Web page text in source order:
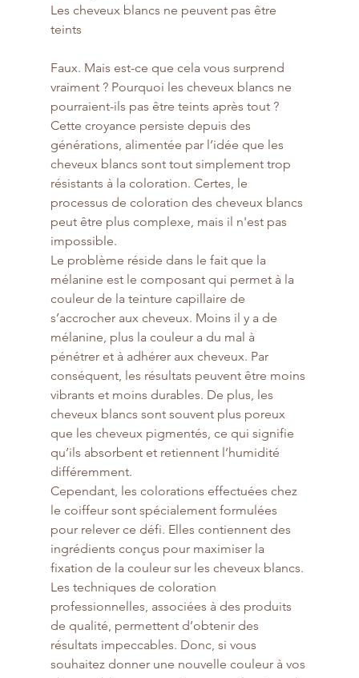
Les cheveux blancs ne peuvent pas être
teints
Faux. Mais est-ce que cela vous surprend
vraiment ? Pourquoi les cheveux blancs ne
pourraient-ils pas être teints après tout ?
Cette croyance persiste depuis des
générations, alimentée par l’idée que les
cheveux blancs sont tout simplement trop
résistants à la coloration. Certes, le
processus de coloration des cheveux blancs
peut être plus complexe, mais il n'est pas
impossible.
Le problème réside dans le fait que la
mélanine est le composant qui permet à la
couleur de la teinture capillaire de
s’accrocher aux cheveux. Moins il y a de
mélanine, plus la couleur a du mal à
pénétrer et à adhérer aux cheveux. Par
conséquent, les résultats peuvent être moins
vibrants et moins durables. De plus, les
cheveux blancs sont souvent plus poreux
que les cheveux pigmentés, ce qui signifie
qu’ils absorbent et retiennent l’humidité
différemment.
Cependant, les colorations effectuées chez
le coiffeur sont spécialement formulées
pour relever ce défi. Elles contiennent des
ingrédients conçus pour maximiser la
fixation de la couleur sur les cheveux blancs.
Les techniques de coloration
professionnelles, associées à des produits
de qualité, permettent d’obtenir des
résultats impeccables. Donc, si vous
souhaitez donner une nouvelle couleur à vos